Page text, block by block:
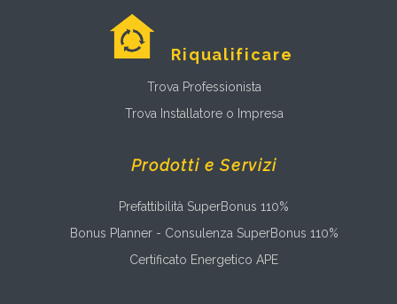
Riqualificare
Trova Professionista
Trova Installatore o Impresa
Prodotti e Servizi
Prefattibilità SuperBonus 110%
Bonus Planner - Consulenza SuperBonus 110%
Certificato Energetico APE